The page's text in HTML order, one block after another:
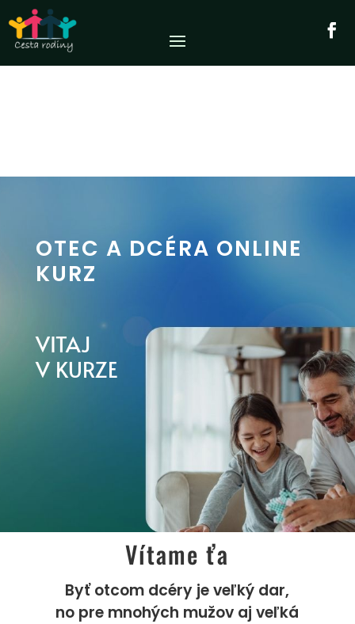
OTEC A DCÉRA ONLINE
KURZ
VITAJ
V KURZE
Vítame ťa
Byť otcom dcéry je veľký dar,
no pre mnohých mužov aj veľká